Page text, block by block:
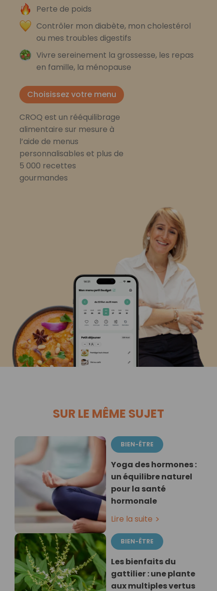
Perte de poids
Contrôler mon diabète, mon cholestérol
ou mes troubles digestifs
Vivre sereinement la grossesse, les repas
en famille, la ménopause
Choisissez votre menu
CROQ est un rééquilibrage
alimentaire sur mesure à
l’aide de menus
personnalisables et plus de
5 000 recettes
gourmandes
SUR LE MÊME SUJET
BIEN-ÊTRE
Yoga des hormones :
un équilibre naturel
pour la santé
hormonale
Lire la suite
BIEN-ÊTRE
Les bienfaits du
gattilier : une plante
aux multiples vertus